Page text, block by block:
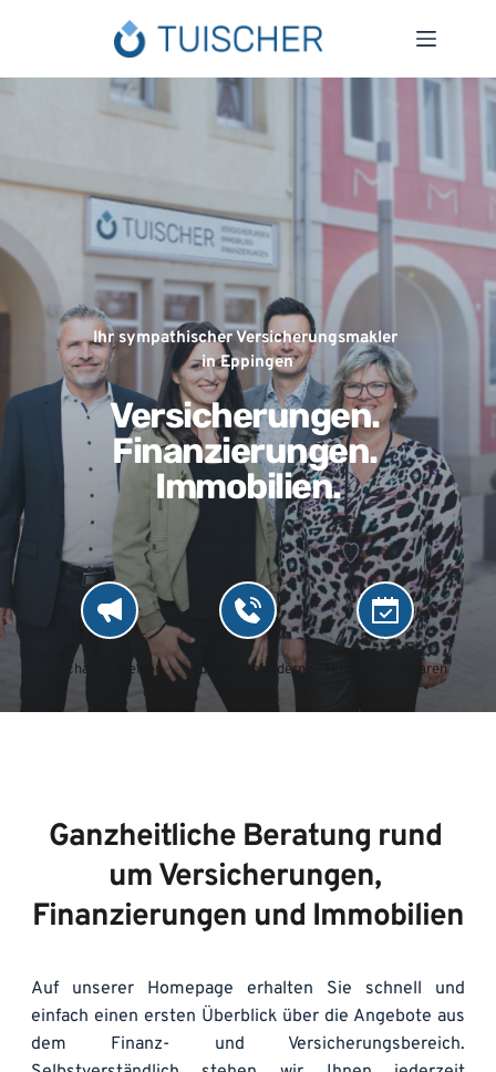
Ihr sympathischer Versicherungs­makler
in Eppingen
Versicherungen.
Finanzierungen.
﻿Immobilien.
Schaden melden Rückruf anfordern Termin vereinbaren
Ganzheitliche Beratung rund
um Versicherungen,
Finanzierungen und Immobilien
Auf unserer Homepage erhalten Sie schnell und
einfach einen ersten Überblick über die Angebote aus
dem Finanz- und Versicherungsbereich.